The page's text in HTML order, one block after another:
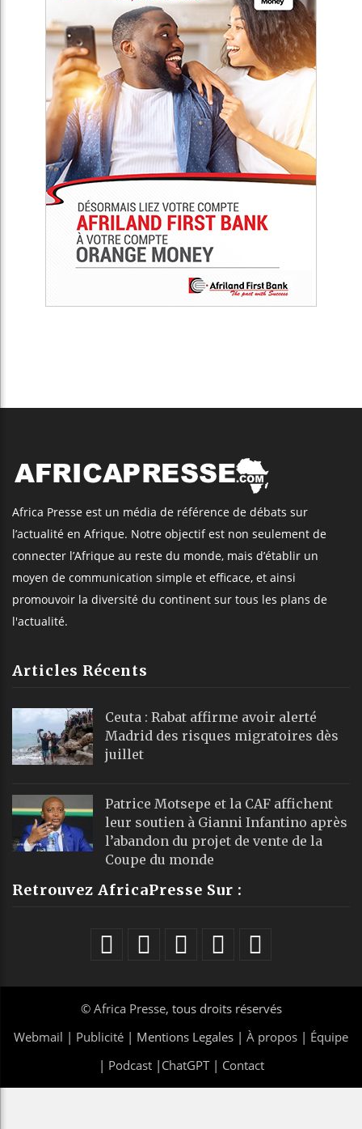
Africa Presse est un média de référence de débats sur
l’actualité en Afrique. Notre objectif est non seulement de
connecter l’Afrique au reste du monde, mais d’établir un
moyen de communication simple et efficace, et ainsi
promouvoir la diversité du continent sur tous les plans de
l'actualité.
Articles Récents
Ceuta : Rabat affirme avoir alerté
Madrid des risques migratoires dès
juillet
Patrice Motsepe et la CAF affichent
leur soutien à Gianni Infantino après
l’abandon du projet de vente de la
Coupe du monde
Retrouvez AfricaPresse Sur :
© Africa Presse, tous droits réservés
Webmail | Publicité | Mentions Legales | À propos | Équipe
| Podcast| ChatGPT| Contact